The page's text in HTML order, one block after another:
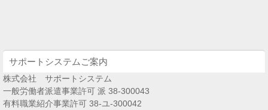
サポートシステムご案内
株式会社 サポートシステム
一般労働者派遣事業許可 派 38-300043
有料職業紹介事業許可 38-ユ-300042